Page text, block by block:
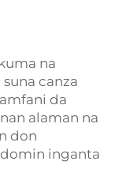
na
canza
da
alaman na
don
inganta